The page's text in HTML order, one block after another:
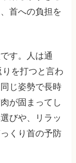
首への負担を
す。人は通
を打つと言わ
じ姿勢で長時
が固まってし
びや、リラッ
くり首の予防